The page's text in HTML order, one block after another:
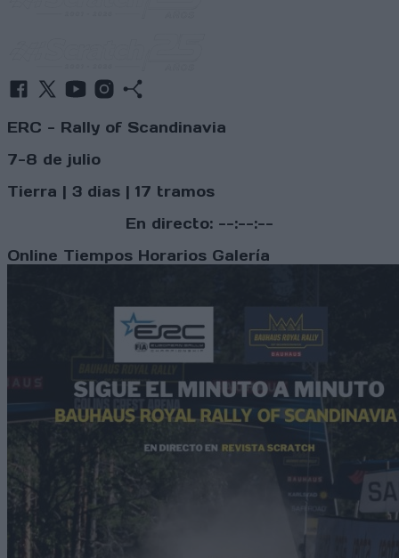
ERC - Rally of Scandinavia
7-8 de julio
Tierra | 3 dias | 17 tramos
En directo: --:--:--
Online Tiempos Horarios Galería